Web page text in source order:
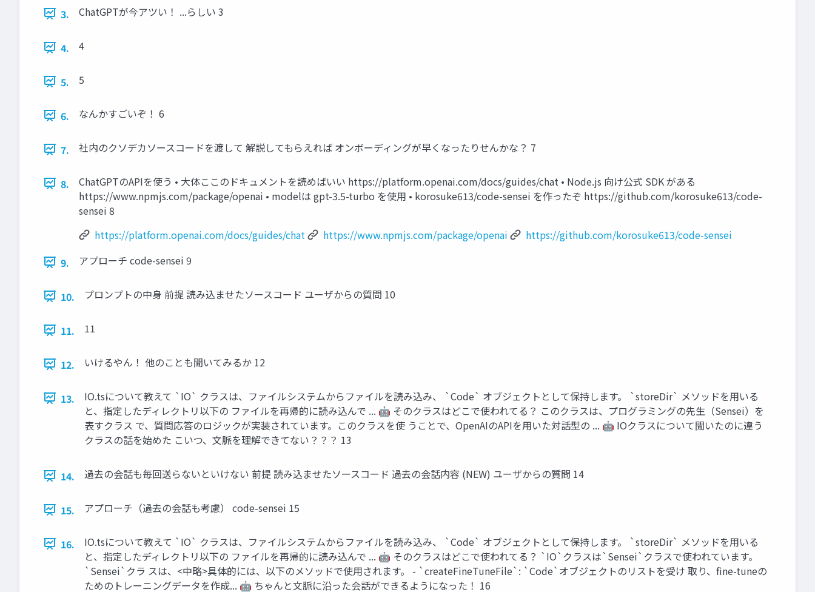
3. ChatGPTが今アツい！ ...らしい 3
4. 4
5. 5
6. なんかすごいぞ！ 6
7. 社内のクソデカソースコードを渡して 解説してもらえれば オンボーディングが早くなったりせんかな？ 7
8.
ChatGPTのAPIを使う • ⼤体ここのドキュメントを読めばいい https://platform.openai.com/docs/guides/chat • Node.js 向け公式 SDK がある
https://www.npmjs.com/package/openai • modelは gpt-3.5-turbo を使⽤ • korosuke613/code-sensei を作ったぞ https://github.com/korosuke613/code-
sensei 8
https://platform.openai.com/docs/guides/chat
https://www.npmjs.com/package/openai
https://github.com/korosuke613/code-sensei
9.
アプローチ code-sensei 9
10. プロンプトの中⾝ 前提 読み込ませたソースコード ユーザからの質問 10
11. 11
12. いけるやん！ 他のことも聞いてみるか 12
13.
IO.tsについて教えて `IO` クラスは、ファイルシステムからファイルを読み込み、 `Code` オブジェクトとして保持します。 `storeDir` メソッドを⽤いる
と、指定したディレクトリ以下の ファイルを再帰的に読み込んで ... 🤖 そのクラスはどこで使われてる？ このクラスは、プログラミングの先⽣（Sensei）を
表すクラス で、質問応答のロジックが実装されています。このクラスを使 うことで、OpenAIのAPIを⽤いた対話型の ... 🤖 IOクラスについて聞いたのに違う
クラスの話を始めた こいつ、⽂脈を理解できてない？？？ 13
14. 過去の会話も毎回送らないといけない 前提 読み込ませたソースコード 過去の会話内容 (NEW) ユーザからの質問 14
15. アプローチ（過去の会話も考慮） code-sensei 15
16.
IO.tsについて教えて `IO` クラスは、ファイルシステムからファイルを読み込み、 `Code` オブジェクトとして保持します。 `storeDir` メソッドを⽤いる
と、指定したディレクトリ以下の ファイルを再帰的に読み込んで ... 🤖 そのクラスはどこで使われてる？ `IO`クラスは`Sensei`クラスで使われています。
`Sensei`クラ スは、<中略>具体的には、以下のメソッドで使⽤されます。 - `createFineTuneFile`: `Code`オブジェクトのリストを受け 取り、fine-tuneの
ためのトレーニングデータを作成... 🤖 ちゃんと⽂脈に沿った会話ができるようになった！ 16